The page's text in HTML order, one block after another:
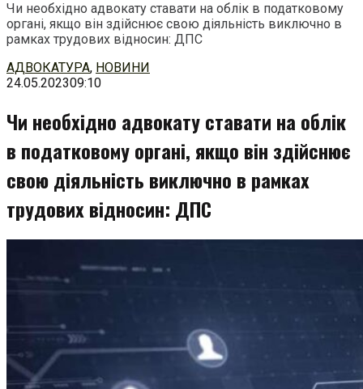
Чи необхідно адвокату ставати на облік в податковому
органі, якщо він здійснює свою діяльність виключно в
рамках трудових відносин: ДПС
Перейти
до
АДВОКАТУРА, НОВИНИ
24.05.202309:10
Чи необхідно адвокату ставати на облік
в податковому органі, якщо він здійснює
свою діяльність виключно в рамках
трудових відносин: ДПС